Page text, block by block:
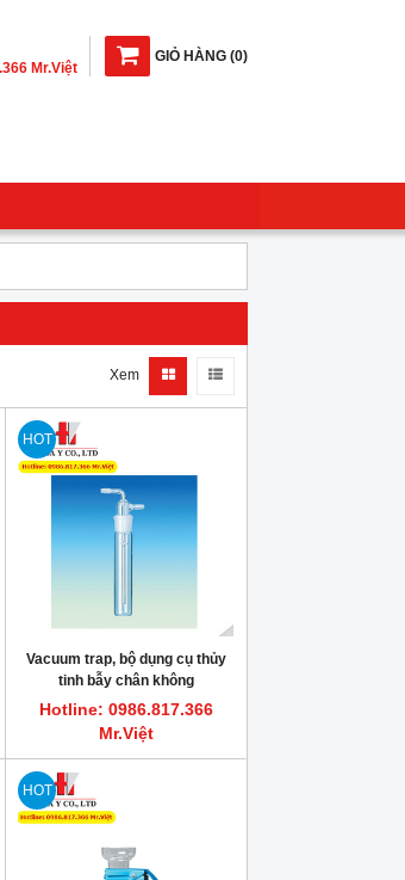
GIỎ HÀNG (0)
Mr.Việt
Xem
HOT
Vacuum trap, bộ dụng cụ thủy
tinh bẫy chân không
Hotline: 0986.817.366
Mr.Việt
HOT